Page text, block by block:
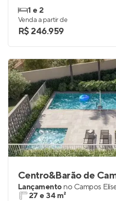
1 e 2
Venda a partir de
R$ 246.959
Centro&Barão de
Lançamentono Campos
27 e 34 m²